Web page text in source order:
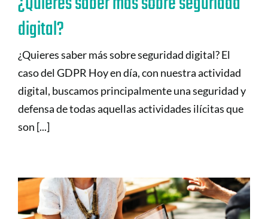
digital?
¿Quieres saber más sobre seguridad digital? El
caso del GDPR Hoy en día, con nuestra actividad
digital, buscamos principalmente una seguridad y
defensa de todas aquellas actividades ilícitas que
son [...]